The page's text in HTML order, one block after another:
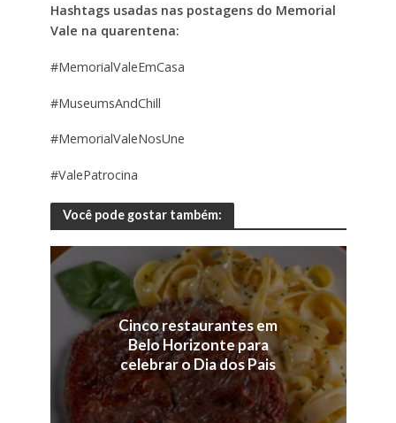
Hashtags usadas nas postagens do Memorial
Vale na quarentena:
#MemorialValeEmCasa
#MuseumsAndChill
#MemorialValeNosUne
#ValePatrocina
Você pode gostar também:
Cinco restaurantes em
Belo Horizonte para
celebrar o Dia dos Pais